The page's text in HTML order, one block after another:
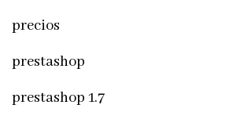
precios
prestashop
prestashop 1.7